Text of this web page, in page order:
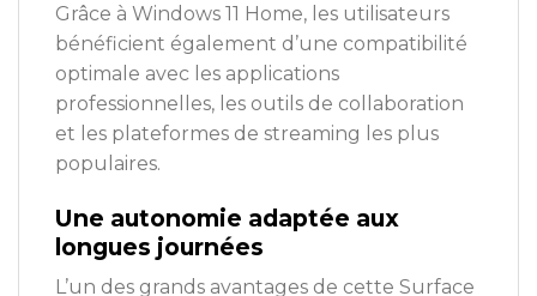
Grâce à Windows 11 Home, les utilisateurs
bénéficient également d’une compatibilité
optimale avec les applications
professionnelles, les outils de collaboration
et les plateformes de streaming les plus
populaires.
Une autonomie adaptée aux
longues journées
L’un des grands avantages de cette Surface